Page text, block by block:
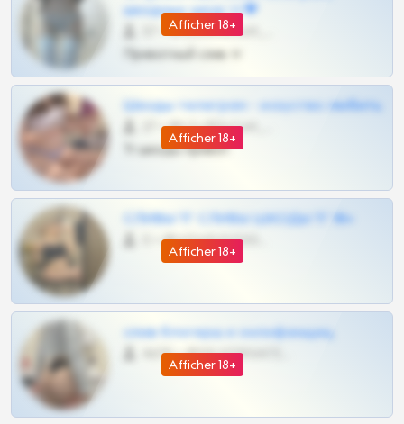
Afficher 18+
шкодных шкур тг❤
57 •
Приватный слив тг
Afficher 18+
Шкоды телеграм - искуство любить
27 •
Тг шкоды приват
Afficher 18+
СЛИВЫ ТГ СЛИВЫ ШКОДЫ ТГ 18+
0 •
Afficher 18+
слив блогерш и онлифанщиц
4675 •